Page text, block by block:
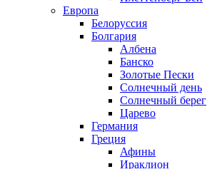
Европа
Белоруссия
Болгария
Албена
Банско
Золотые Пески
Солнечный день
Солнечный берег
Царево
Германия
Греция
Афины
Ираклион